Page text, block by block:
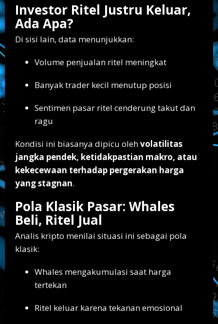
Investor Ritel Justru Keluar,
Ada Apa?
Di sisi lain, data menunjukkan:
Volume penjualan ritel meningkat
Banyak trader kecil menutup posisi
Sentimen pasar ritel cenderung takut dan
ragu
Kondisi ini biasanya dipicu olehvolatilitas
jangka pendek, ketidakpastian makro, atau
kekecewaan terhadap pergerakan harga
yang stagnan.
Pola Klasik Pasar: Whales
Beli, Ritel Jual
Analis kripto menilai situasi ini sebagai pola
klasik:
Whales mengakumulasi saat harga
tertekan
Ritel keluar karena tekanan emosional